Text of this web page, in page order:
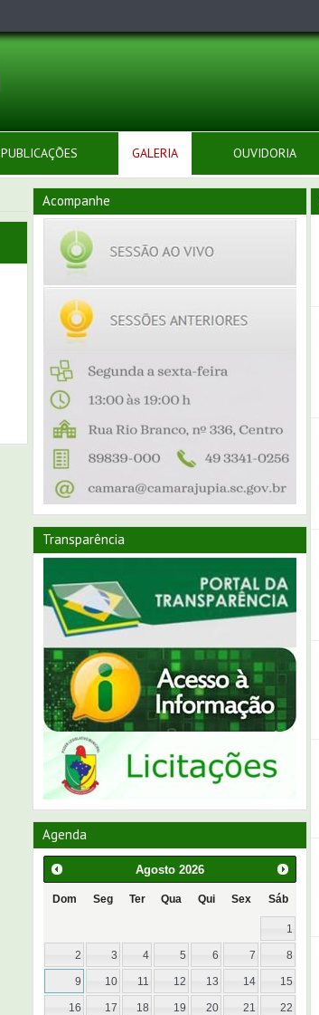
PUBLICAÇÕES GALERIA OUVIDORIA
Acompanhe
Transparência
Agenda
Agosto 2026
Dom Seg Ter Qua Qui Sex Sáb
1
2 3 4 5 6 7 8
9 10 11 12 13 14 15
16 17 18 19 20 21 22